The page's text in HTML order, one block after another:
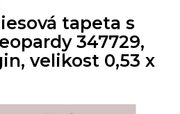
tapeta s
347729,
velikost 0,53 x